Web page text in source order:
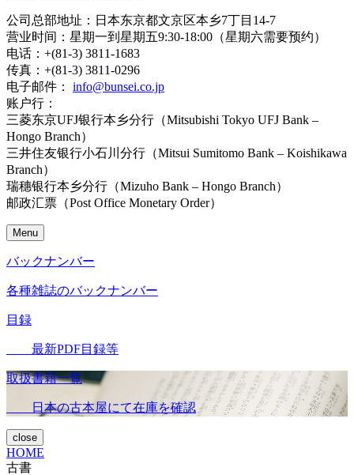
公司总部地址：日本东京都文京区本乡7丁目14-7
营业时间：星期一到星期五9:30-18:00（星期六需要预约）
电话：+(81-3) 3811-1683
传真：+(81-3) 3811-0296
电子邮件： info@bunsei.co.jp
账户行：
三菱东京UFJ银行本乡分行（Mitsubishi Tokyo UFJ Bank –
Hongo Branch）
三井住友银行小石川分行（Mitsui Sumitomo Bank – Koishikawa
Branch）
瑞穗银行本乡分行（Mizuho Bank – Hongo Branch）
邮政汇票（Post Office Monetary Order）
Menu
バックナンバー
各種雑誌のバックナンバー
目録
最新PDF目録等
取扱書籍一覧
日本の古本屋にて在庫を確認
close
HOME
古書